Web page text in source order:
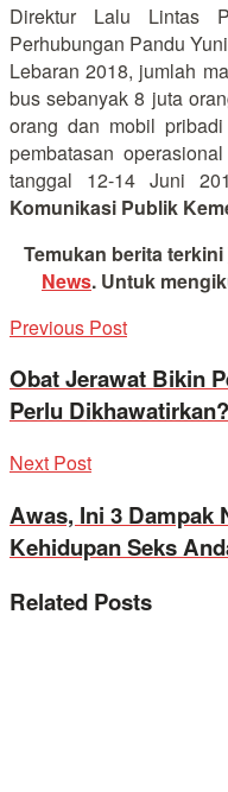
Direktur Lalu Lintas
Perhubungan Pandu
Lebaran 2018, jumlah
bus sebanyak 8 juta
orang dan mobil
pembatasan
tanggal 12-14 Juni
Komunikasi Publik
Temukan berita terkini
News. Untuk
Previous Post
Obat Jerawat Bikin
Perlu Dikhawatirkan?
Next Post
Awas, Ini 3 Dampak
Kehidupan Seks
Related Posts